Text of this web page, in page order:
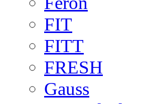
FIT
FITT
FRESH
Gauss